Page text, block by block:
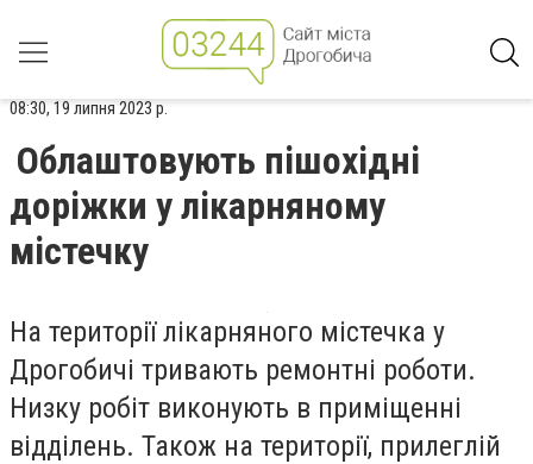
08:30, 19 липня 2023 р.
Облаштовують пішохідні
доріжки у лікарняному
містечку
На території лікарняного містечка у
Дрогобичі тривають ремонтні роботи.
Низку робіт виконують в приміщенні
відділень. Також на території, прилеглій